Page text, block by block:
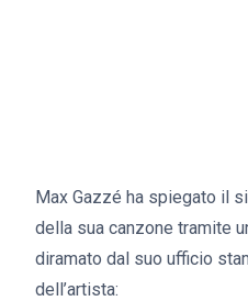
Max Gazzé ha spiegato il
della sua canzone tramite
diramato dal suo ufficio
dell’artista: